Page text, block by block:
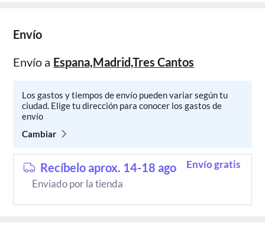
Envío
Envío a Espana,Madrid,Tres Cantos
Los gastos y tiempos de envío pueden variar según tu
ciudad. Elige tu dirección para conocer los gastos de
envío
Cambiar
Recíbelo aprox. 14-18 ago
Envío gratis
Enviado por la tienda